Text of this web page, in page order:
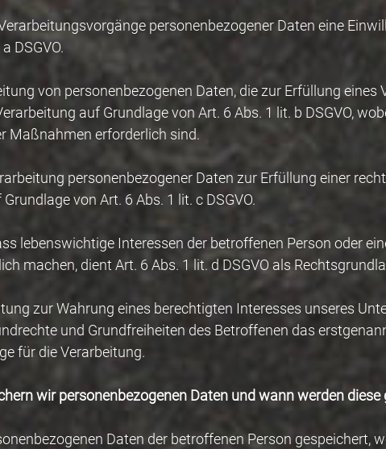
personenbezogener Daten eine
DSGVO.
von personenbezogenen Daten, die zur Erfüllung
auf Grundlage von Art. 6 Abs. 1 lit. b DSGVO,
Maßnahmen erforderlich sind.
personenbezogener Daten zur Erfüllung einer
von Art. 6 Abs. 1 lit. c DSGVO.
lebenswichtige Interessen der betroffenen Person oder
machen, dient Art. 6 Abs. 1 lit. d DSGVO als
zur Wahrung eines berechtigten Interesses unseres
und Grundfreiheiten des Betroffenen das
für die Verarbeitung.
wir personenbezogenen Daten und wann werden diese
Daten der betroffenen Person gespeichert,